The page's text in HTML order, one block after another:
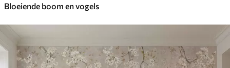
Bloeiende boom en vogels